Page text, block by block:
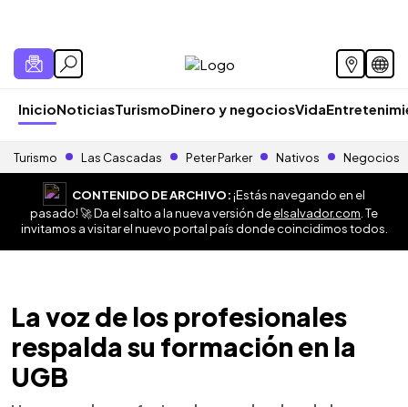
InicioNoticiasTurismoDinero y negociosVida
Turismo Las Cascadas Peter Parker Nativos Negocios
CONTENIDO DE ARCHIVO:¡Estás navegando en el
pasado! 🚀 Da el salto a la nueva versión deelsalvador.com . Te
invitamos a visitar el nuevo portal país donde coincidimos todos.
La voz de los profesionales
respalda su formación en la
UGB